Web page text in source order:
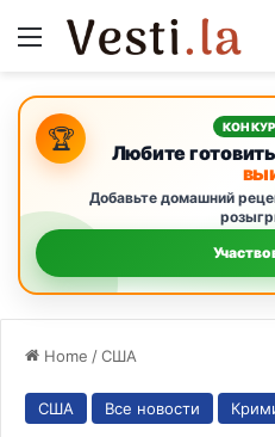
Menu
🏆 Любите
Добавьте домашний
Home /США
США Все новости